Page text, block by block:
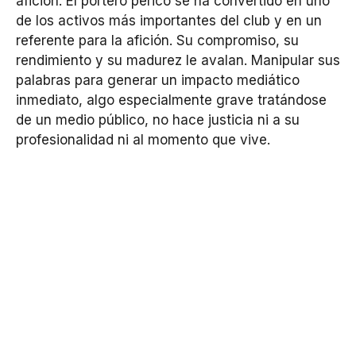
de los activos más importantes del club y en un
referente para la afición. Su compromiso, su
rendimiento y su madurez le avalan. Manipular sus
palabras para generar un impacto mediático
inmediato, algo especialmente grave tratándose
de un medio público, no hace justicia ni a su
profesionalidad ni al momento que vive.